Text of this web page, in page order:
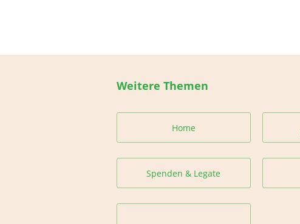
Weitere Themen
Home
Spenden & Legate